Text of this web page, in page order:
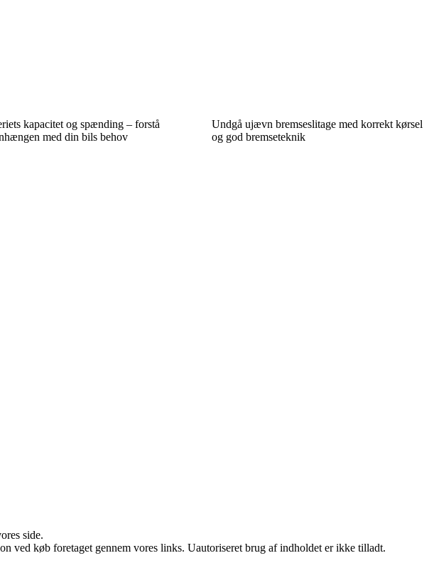
kapacitet og spænding – forstå
med din bils behov
Undgå ujævn bremseslitage med korrekt kørsel
og god bremseteknik
side.
ved køb foretaget gennem vores links. Uautoriseret brug af indholdet er ikke tilladt.